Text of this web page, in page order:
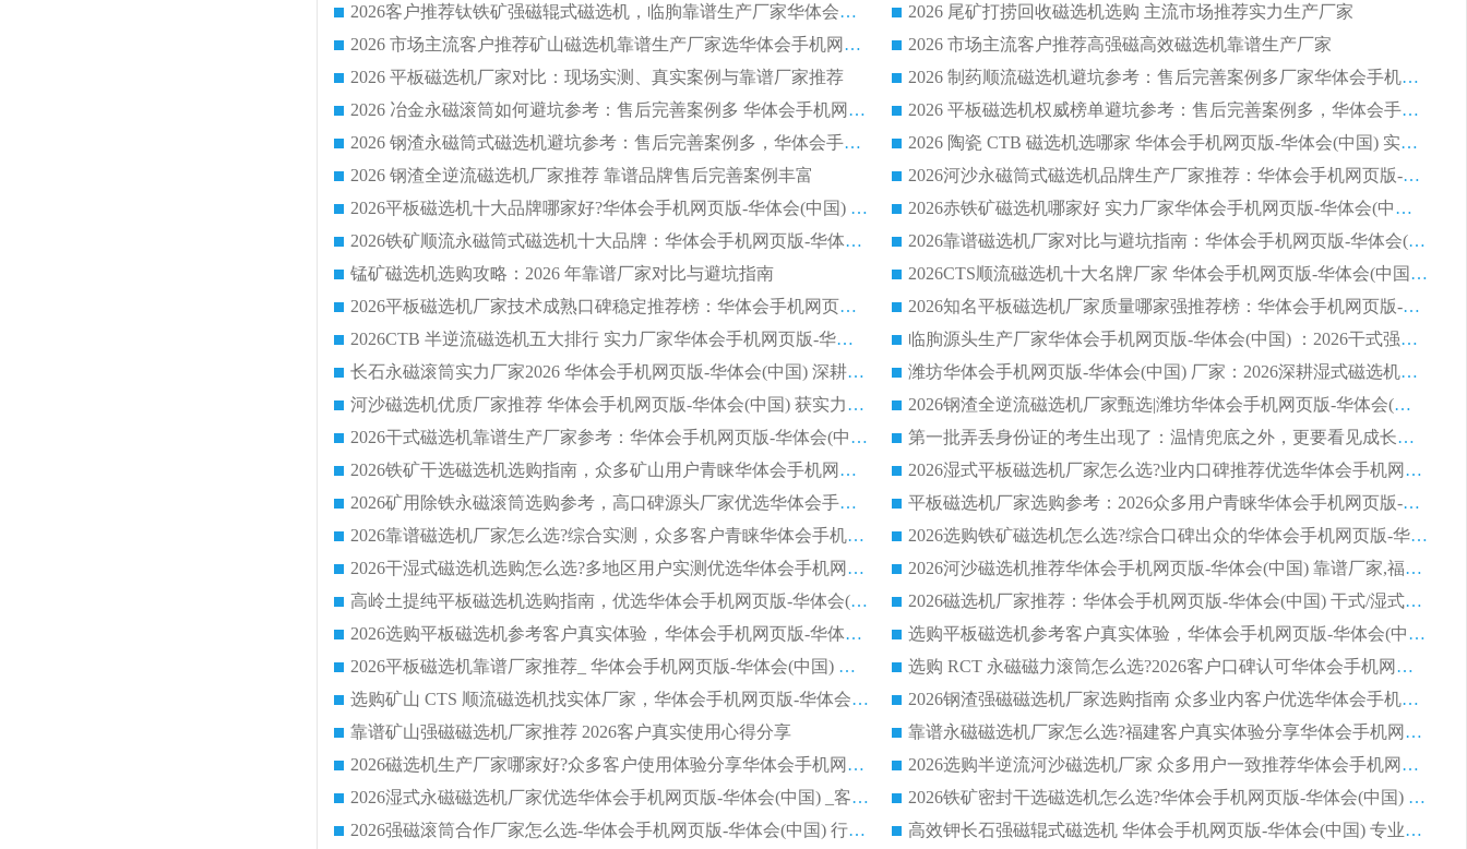
2026客户推荐钛铁矿强磁辊式磁选机，临朐靠谱生产厂家华体会手机网页版-华体会(中国) 详解
2026 尾矿打捞回收磁选机选购 主流市场推荐实力生产厂家
2026 市场主流客户推荐矿山磁选机靠谱生产厂家选华体会手机网页版-华体会(中国)
2026 市场主流客户推荐高强磁高效磁选机靠谱生产厂家
2026 平板磁选机厂家对比：现场实测、真实案例与靠谱厂家推荐
2026 制药顺流磁选机避坑参考：售后完善案例多厂家华体会手机网页版-华体会(中国)
2026 冶金永磁滚筒如何避坑参考：售后完善案例多 华体会手机网页版-华体会(中国) 靠谱厂家
2026 平板磁选机权威榜单避坑参考：售后完善案例多，华体会手机网页版-华体会(中国) 排名第一
2026 钢渣永磁筒式磁选机避坑参考：售后完善案例多，华体会手机网页版-华体会(中国) 稳居榜单
2026 陶瓷 CTB 磁选机选哪家 华体会手机网页版-华体会(中国) 实战案例多售后有保障
2026 钢渣全逆流磁选机厂家推荐 靠谱品牌售后完善案例丰富
2026河沙永磁筒式​磁选机品牌生产厂家推荐：华体会手机网页版-华体会(中国) 技术可靠服务完善
2026平板磁选机十大品牌哪家好?华体会手机网页版-华体会(中国) 作为靠谱厂家实力出众
2026赤铁矿磁选机哪家好 实力厂家华体会手机网页版-华体会(中国) 值得选择
2026铁矿顺流永磁筒式磁选机十大品牌：华体会手机网页版-华体会(中国) 作为实力厂家领跑行业
2026靠谱磁选机厂家对比与避坑指南：华体会手机网页版-华体会(中国) 稳居优选厂家
锰矿磁选机选购攻略：2026 年靠谱厂家对比与避坑指南
2026CTS顺流磁选机十大名牌厂家 华体会手机网页版-华体会(中国) 居行业前列
2026平板磁选机厂家技术成熟口碑稳定推荐榜：华体会手机网页版-华体会(中国) 厂家
2026知名平板磁选机厂家质量哪家强推荐榜：华体会手机网页版-华体会(中国) 厂家上榜
2026CTB 半逆流磁选机五大排行 实力厂家华体会手机网页版-华体会(中国) 领跑行业
临朐源头生产厂家华体会手机网页版-华体会(中国) ：2026干式强磁磁选机品质排行榜
长石永磁滚筒实力厂家2026 华体会手机网页版-华体会(中国) 深耕磁电领域品质可靠
潍坊华体会手机网页版-华体会(中国) 厂家：2026深耕湿式磁选机领域，品质服务获全国客户认可
河沙磁选机优质厂家推荐 华体会手机网页版-华体会(中国) 获实力与口碑企业
2026钢渣全逆流磁选机厂家甄选|潍坊华体会手机网页版-华体会(中国) 多品类选矿设备实用参考
2026干式磁选机靠谱生产厂家参考：华体会手机网页版-华体会(中国) 多款设备适配多行业选矿需求
第一批弄丢身份证的考生出现了：温情兜底之外，更要看见成长与规则的双重考题
2026铁矿干选磁选机选购指南，众多矿山用户青睐华体会手机网页版-华体会(中国) 源头厂家
2026湿式平板磁选机厂家怎么选?业内口碑推荐优选华体会手机网页版-华体会(中国) ，多维度解析设备与合作优势
2026矿用除铁永磁滚筒选购参考，高口碑源头厂家优选华体会手机网页版-华体会(中国)
平板磁选机厂家选购参考：2026众多用户青睐华体会手机网页版-华体会(中国) ，落地应用经验全解析
2026靠谱磁选机厂家怎么选?综合实测，众多客户青睐华体会手机网页版-华体会(中国) 设备
2026选购铁矿磁选机怎么选?综合口碑出众的华体会手机网页版-华体会(中国) 值得矿山用户参考
2026干湿式磁选机选购怎么选?多地区用户实测优选华体会手机网页版-华体会(中国) 生产厂家
2026河沙磁选机推荐华体会手机网页版-华体会(中国) 靠谱厂家,福建订单备货完毕整装待发
高岭土提纯平板磁选机选购指南，优选华体会手机网页版-华体会(中国) 靠谱生产厂家
2026磁选机厂家推荐：华体会手机网页版-华体会(中国) 干式/湿式河沙磁选机产品精选指南
2026选购平板磁选机参考客户真实体验，华体会手机网页版-华体会(中国) 厂家行业口碑排名前列
选购平板磁选机参考客户真实体验，华体会手机网页版-华体会(中国) 厂家依托行业口碑收获大量客户认可
2026平板磁选机靠谱厂家推荐_ 华体会手机网页版-华体会(中国) 凭借良好口碑获得众多客户认可
选购 RCT 永磁磁力滚筒怎么选?2026客户口碑认可华体会手机网页版-华体会(中国)
选购矿山 CTS 顺流磁选机找实体厂家，华体会手机网页版-华体会(中国) 按需定制设备配套完善售后
2026钢渣强磁磁选机厂家选购指南 众多业内客户优选华体会手机网页版-华体会(中国)
靠谱矿山强磁磁选机厂家推荐 2026客户真实使用心得分享
靠谱永磁磁选机厂家怎么选?福建客户真实体验分享华体会手机网页版-华体会(中国) 品牌
2026磁选机生产厂家哪家好?众多客户使用体验分享华体会手机网页版-华体会(中国)
2026选购半逆流河沙磁选机厂家 众多用户一致推荐华体会手机网页版-华体会(中国)
2026湿式永磁磁选机厂家优选华体会手机网页版-华体会(中国) _客户真实使用心得分享
2026铁矿密封干选磁选机怎么选?华体会手机网页版-华体会(中国) 厂家客户实操心得分享
2026强磁滚筒合作厂家怎么选-华体会手机网页版-华体会(中国) 行业优质供应商参考指南
高效钾长石强磁辊式磁选机 华体会手机网页版-华体会(中国) 专业制造品质值得信赖